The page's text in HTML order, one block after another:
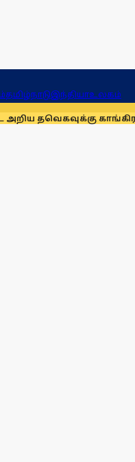
தமிழ்நாடுஇந்தியாஉலகம்
காங்கிரஸ்